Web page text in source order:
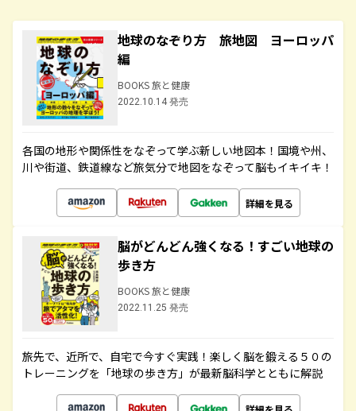
地球のなぞり方 旅地図 ヨーロッパ
編
BOOKS 旅と健康
2022.10.14 発売
各国の地形や関係性をなぞって学ぶ新しい地図本！国境や州、
川や街道、鉄道線など旅気分で地図をなぞって脳もイキイキ！
詳細を見る
脳がどんどん強くなる！すごい地球の
歩き方
BOOKS 旅と健康
2022.11.25 発売
旅先で、近所で、自宅で今すぐ実践！楽しく脳を鍛える５０の
トレーニングを「地球の歩き方」が最新脳科学とともに解説